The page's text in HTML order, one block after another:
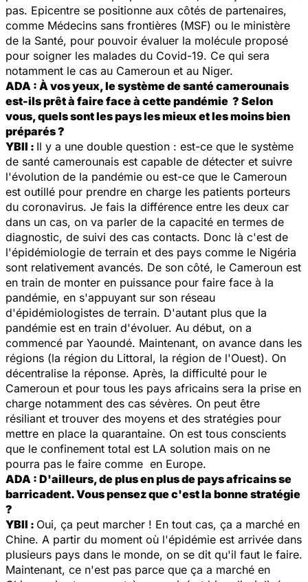
pas. Epicentre se positionne aux côtés de partenaires,
comme Médecins sans frontières (MSF) ou le ministère
de la Santé, pour pouvoir évaluer la molécule proposé
pour soigner les malades du Covid-19. Ce qui sera
notamment le cas au Cameroun et au Niger.
ADA : À vos yeux, le système de santé camerounais
est-ils prêt à faire face à cette pandémie ? Selon
vous, quels sont les pays les mieux et les moins bien
préparés ?
YBII : Il y a une double question : est-ce que le système
de santé camerounais est capable de détecter et suivre
l'évolution de la pandémie ou est-ce que le Cameroun
est outillé pour prendre en charge les patients porteurs
du coronavirus. Je fais la différence entre les deux car
dans un cas, on va parler de la capacité en termes de
diagnostic, de suivi des cas contacts. Donc là c'est de
l'épidémiologie de terrain et des pays comme le Nigéria
sont relativement avancés. De son côté, le Cameroun est
en train de monter en puissance pour faire face à la
pandémie, en s'appuyant sur son réseau
d'épidémiologistes de terrain. D'autant plus que la
pandémie est en train d'évoluer. Au début, on a
commencé par Yaoundé. Maintenant, on avance dans les
régions (la région du Littoral, la région de l'Ouest). On
décentralise la réponse. Après, la difficulté pour le
Cameroun et pour tous les pays africains sera la prise en
charge notamment des cas sévères. On peut être
résiliant et trouver des moyens et des stratégies pour
mettre en place la quarantaine. On est tous conscients
que le confinement total est LA solution mais on ne
pourra pas le faire comme en Europe.
ADA : D'ailleurs, de plus en plus de pays africains se
barricadent. Vous pensez que c'est la bonne stratégie
?
YBII : Oui, ça peut marcher ! En tout cas, ça a marché en
Chine. A partir du moment où l'épidémie est arrivée dans
plusieurs pays dans le monde, on se dit qu'il faut le faire.
Maintenant, ce n'est pas parce que ça a marché en